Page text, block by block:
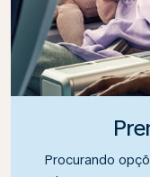
Procurando